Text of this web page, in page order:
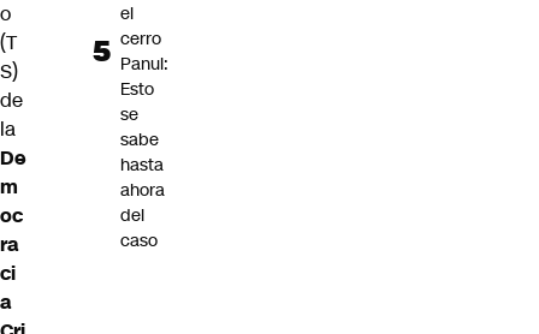
o
(T
S)
de
la
De
m
oc
ra
ci
a
el
cerro
Panul:
Esto
se
sabe
hasta
ahora
del
caso